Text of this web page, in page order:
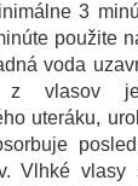
3
použite
voda
z vlasov
uteráku,
Vlhké vlasy